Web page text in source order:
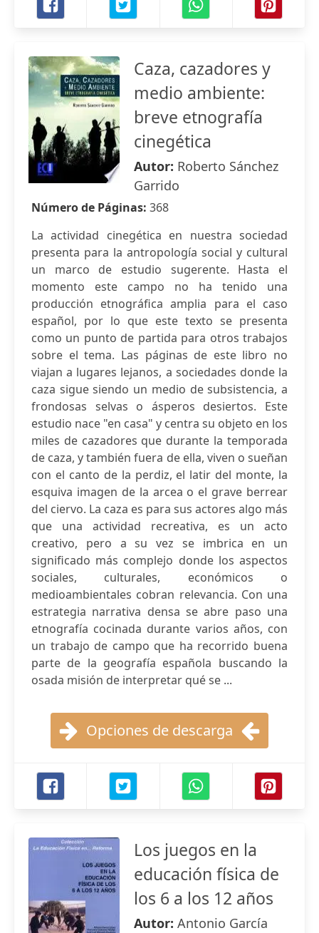
Caza, cazadores y
medio ambiente:
breve etnografía
cinegética
Autor: Roberto Sánchez
Garrido
Número de Páginas: 368
La actividad cinegética en nuestra sociedad
presenta para la antropología social y cultural
un marco de estudio sugerente. Hasta el
momento este campo no ha tenido una
producción etnográfica amplia para el caso
español, por lo que este texto se presenta
como un punto de partida para otros trabajos
sobre el tema. Las páginas de este libro no
viajan a lugares lejanos, a sociedades donde la
caza sigue siendo un medio de subsistencia, a
frondosas selvas o ásperos desiertos. Este
estudio nace "en casa" y centra su objeto en los
miles de cazadores que durante la temporada
de caza, y también fuera de ella, viven o sueñan
con el canto de la perdiz, el latir del monte, la
esquiva imagen de la arcea o el grave berrear
del ciervo. La caza es para sus actores algo más
que una actividad recreativa, es un acto
creativo, pero a su vez se imbrica en un
significado más complejo donde los aspectos
sociales, culturales, económicos o
medioambientales cobran relevancia. Con una
estrategia narrativa densa se abre paso una
etnografía cocinada durante varios años, con
un trabajo de campo que ha recorrido buena
parte de la geografía española buscando la
osada misión de interpretar qué se ...
Opciones de descarga
Los juegos en la
educación física de
los 6 a los 12 años
Autor: Antonio García